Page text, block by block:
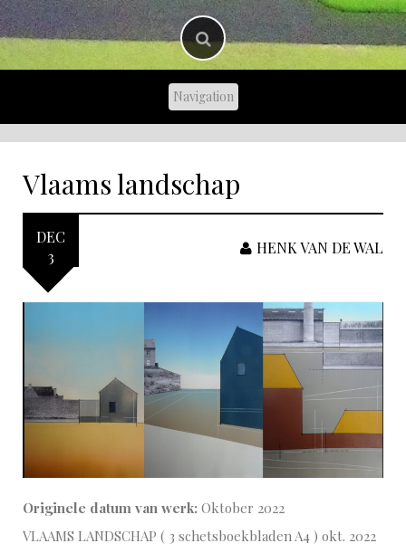
Vlaams landschap
DEC
3
HENK VAN DE WAL
Originele datum van werk: Oktober 2022
VLAAMS LANDSCHAP ( 3 schetsboekbladen A4 ) okt. 2022